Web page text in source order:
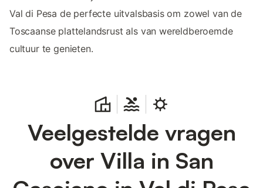
Val di Pesa de perfecte uitvalsbasis om zowel van de
Toscaanse plattelandsrust als van wereldberoemde
cultuur te genieten.
Veelgestelde vragen
over Villa in San